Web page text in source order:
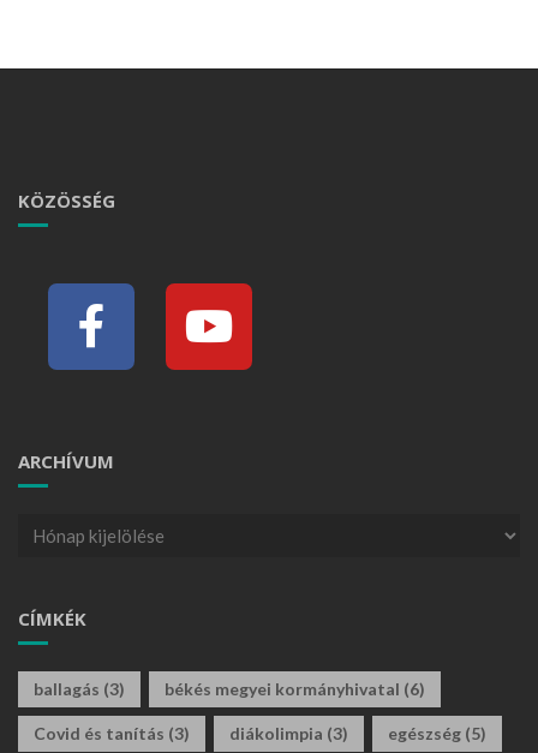
KÖZÖSSÉG
ARCHÍVUM
CÍMKÉK
ballagás (3) békés megyei kormányhivatal (6)
Covid és tanítás (3) diákolimpia (3) egészség (5)